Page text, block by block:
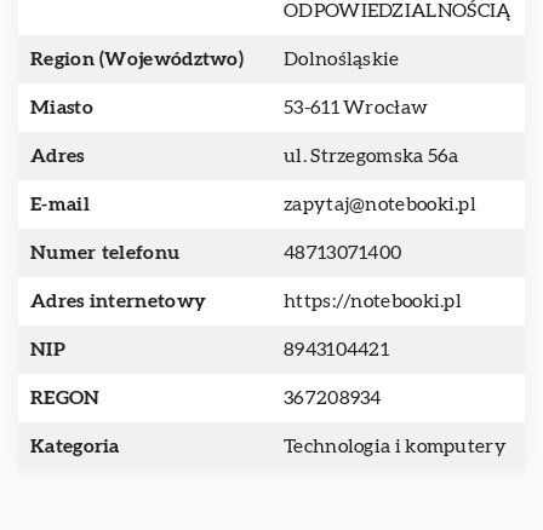
ODPOWIEDZIALNOŚCIĄ
Region (Województwo) Dolnośląskie
Miasto 53-611 Wrocław
Adres ul. Strzegomska 56a
E-mail zapytaj@notebooki.pl
Numer telefonu 48713071400
Adres internetowy https://notebooki.pl
NIP 8943104421
REGON 367208934
Kategoria Technologia i komputery